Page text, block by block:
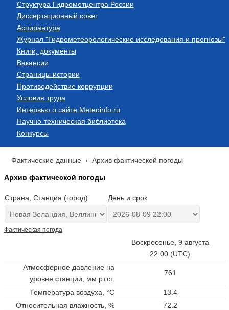
Структура Гидрометцентра России
Диссертационный совет
Аспирантура
Журнал "Гидрометеорологические исследования и прогнозы"
Книги, документы
Вакансии
Страницы истории
Противодействие коррупции
Условия труда
Интервью о сайте Meteoinfo.ru
Научно-техническая библиотека
Конкурсы
Фактические данные Архив фактической погоды
Архив фактической погоды
Страна, Станция (город) День и срок
Фактическая погода
Воскресенье, 9 августа
22:00 (UTC)
Атмосферное давление на
уровне станции, мм рт.ст.
761
Температура воздуха, °C
13.4
Относительная влажность, %
72.2